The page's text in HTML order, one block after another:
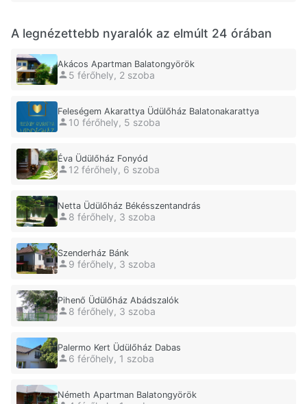
A legnézettebb nyaralók az elmúlt 24 órában
Akácos Apartman Balatongyörök
5 férőhely, 2 szoba
Feleségem Akarattya Üdülőház Balatonakarattya
10 férőhely, 5 szoba
Éva Üdülőház Fonyód
12 férőhely, 6 szoba
Netta Üdülőház Békésszentandrás
8 férőhely, 3 szoba
Szenderház Bánk
9 férőhely, 3 szoba
Pihenő Üdülőház Abádszalók
8 férőhely, 3 szoba
Palermo Kert Üdülőház Dabas
6 férőhely, 1 szoba
Németh Apartman Balatongyörök